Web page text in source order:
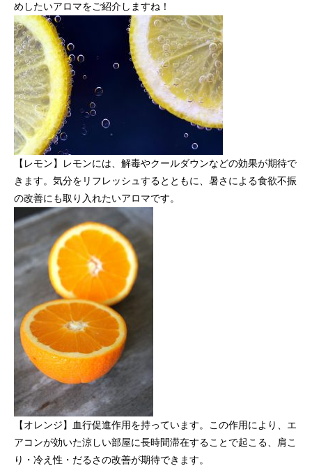
めしたいアロマをご紹介しますね！
【レモン】レモンには、解毒やクールダウンなどの効果が期待で
きます。気分をリフレッシュするとともに、暑さによる食欲不振
の改善にも取り入れたいアロマです。
【オレンジ】血行促進作用を持っています。この作用により、エ
アコンが効いた涼しい部屋に長時間滞在することで起こる、肩こ
り・冷え性・だるさの改善が期待できます。